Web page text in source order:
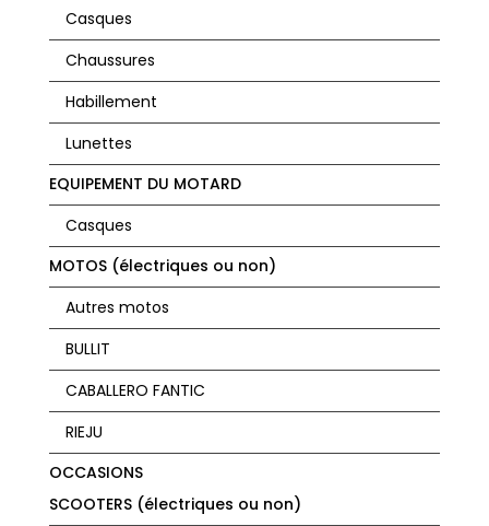
Casques
Chaussures
Habillement
Lunettes
EQUIPEMENT DU MOTARD
Casques
MOTOS (électriques ou non)
Autres motos
BULLIT
CABALLERO FANTIC
RIEJU
OCCASIONS
SCOOTERS (électriques ou non)